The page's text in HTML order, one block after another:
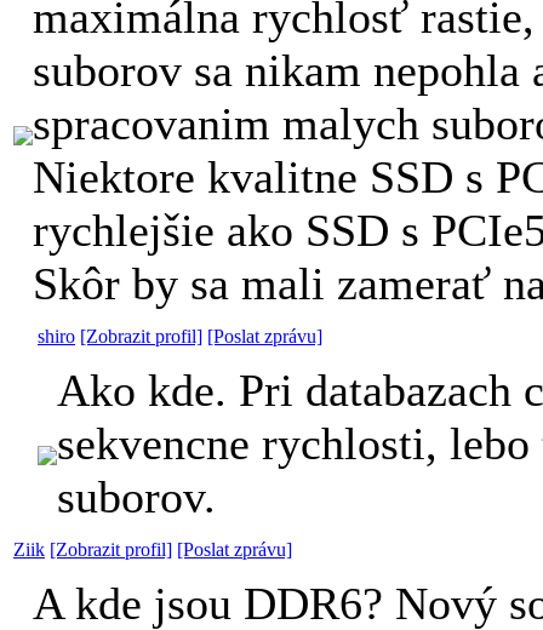
maximálna rychlosť
suborov sa nikam nepohla
spracovanim malych
Niektore kvalitne SSD s
rychlejšie ako SSD s
Skôr by sa mali zamerať
shiro [Zobrazit profil] [Poslat zprávu]
Ako kde. Pri databazach
sekvencne rychlosti,
suborov.
Ziik [Zobrazit profil] [Poslat zprávu]
A kde jsou DDR6? Nový